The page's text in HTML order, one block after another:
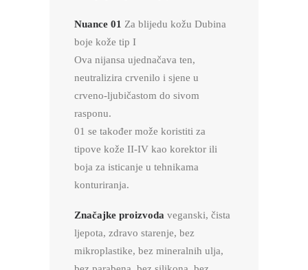
Nuance 01 Za blijedu kožu Dubina
boje kože tip I
Ova nijansa ujednačava ten,
neutralizira crvenilo i sjene u
crveno-ljubičastom do sivom
rasponu.
01 se također može koristiti za
tipove kože II-IV kao korektor ili
boja za isticanje u tehnikama
konturiranja.
Značajke proizvoda veganski, čista
ljepota, zdravo starenje, bez
mikroplastike, bez mineralnih ulja,